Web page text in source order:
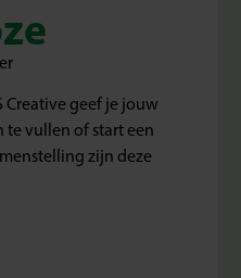
Creative geef je jouw
te vullen of start een
zijn deze